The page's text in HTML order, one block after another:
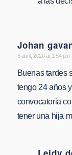
Johan
says:
8 abril, 2020 at 1:54 pm
Buenas tardes
tengo 24 años
convocatoria
tener una hija